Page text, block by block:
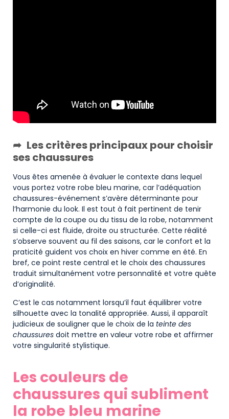
Les critères principaux pour choisir
ses chaussures
Vous êtes amenée à évaluer le contexte dans lequel
vous portez votre robe bleu marine, car l’adéquation
chaussures-événement s’avère déterminante pour
l’harmonie du look. Il est tout à fait pertinent de tenir
compte de la coupe ou du tissu de la robe, notamment
si celle-ci est fluide, droite ou structurée. Cette réalité
s’observe souvent au fil des saisons, car le confort et la
praticité guident vos choix en hiver comme en été. En
bref, ce point reste central et le choix des chaussures
traduit simultanément votre personnalité et votre quête
d’originalité.
C’est le cas notamment lorsqu’il faut équilibrer votre
silhouette avec la tonalité appropriée. Aussi, il apparaît
judicieux de souligner que le choix de la teinte des
chaussures doit mettre en valeur votre robe et affirmer
votre singularité stylistique.
Les couleurs de
chaussures qui subliment
la robe bleu marine